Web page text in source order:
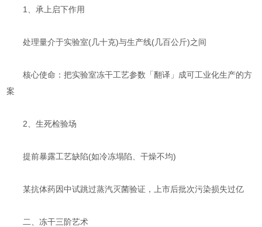
​​1、承上启下作用​​
处理量介于实验室(几十克)与生产线(几百公斤)之间
核心使命：把实验室冻干工艺参数「翻译」成可工业化生产的方
案
​​2、生死检验场​​
提前暴露工艺缺陷(如冷冻塌陷、干燥不均)
某抗体药因中试跳过蒸汽灭菌验证，上市后批次污染损失过亿
​​二、冻干三阶艺术​